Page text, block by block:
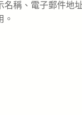
名稱、電子郵件地